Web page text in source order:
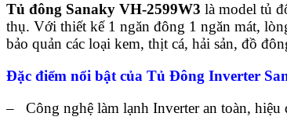
Tủ đông Sanaky VH-2599W3 là model tủ
thụ. Với thiết kế 1 ngăn đông 1 ngăn mát,
bảo quản các loại kem, thịt cá, hải sản, đồ
Đặc điểm nổi bật của Tủ Đông Inverter
– Công nghệ làm lạnh Inverter an toàn, hiệu